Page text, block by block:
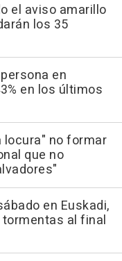
el aviso amarillo
los 35
en
en los últimos
locura" no formar
que no
en Euskadi,
al final